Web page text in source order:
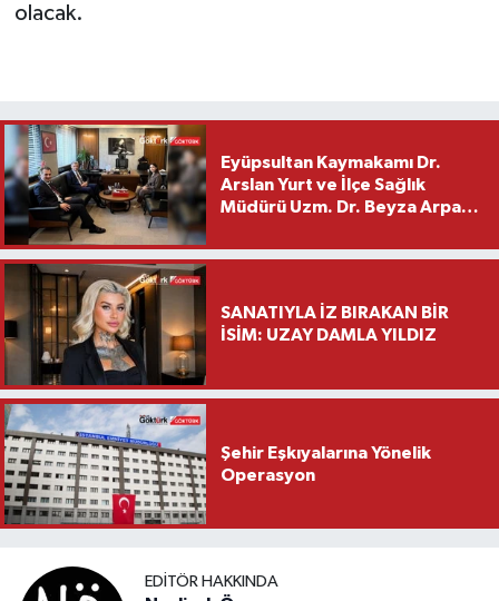
olacak.
Eyüpsultan Kaymakamı Dr.
Arslan Yurt ve İlçe Sağlık
Müdürü Uzm. Dr. Beyza Arpacı
Ziyareti
SANATIYLA İZ BIRAKAN BİR
İSİM: UZAY DAMLA YILDIZ
Şehir Eşkıyalarına Yönelik
Operasyon
EDITÖR HAKKINDA